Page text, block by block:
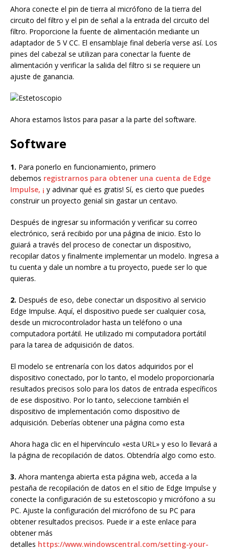
Ahora conecte el pin de tierra al micrófono de la tierra del
circuito del filtro y el pin de señal a la entrada del circuito del
filtro. Proporcione la fuente de alimentación mediante un
adaptador de 5 V CC. El ensamblaje final debería verse así. Los
pines del cabezal se utilizan para conectar la fuente de
alimentación y verificar la salida del filtro si se requiere un
ajuste de ganancia.
Ahora estamos listos para pasar a la parte del software.
Software
1. Para ponerlo en funcionamiento, primero
debemos registrarnos para obtener una cuenta de Edge
Impulse, ¡ y adivinar qué es gratis! Sí, es cierto que puedes
construir un proyecto genial sin gastar un centavo.
Después de ingresar su información y verificar su correo
electrónico, será recibido por una página de inicio. Esto lo
guiará a través del proceso de conectar un dispositivo,
recopilar datos y finalmente implementar un modelo. Ingresa a
tu cuenta y dale un nombre a tu proyecto, puede ser lo que
quieras.
2. Después de eso, debe conectar un dispositivo al servicio
Edge Impulse. Aquí, el dispositivo puede ser cualquier cosa,
desde un microcontrolador hasta un teléfono o una
computadora portátil. He utilizado mi computadora portátil
para la tarea de adquisición de datos.
El modelo se entrenaría con los datos adquiridos por el
dispositivo conectado, por lo tanto, el modelo proporcionaría
resultados precisos solo para los datos de entrada específicos
de ese dispositivo. Por lo tanto, seleccione también el
dispositivo de implementación como dispositivo de
adquisición. Deberías obtener una página como esta
Ahora haga clic en el hipervínculo «esta URL» y eso lo llevará a
la página de recopilación de datos. Obtendría algo como esto.
3. Ahora mantenga abierta esta página web, acceda a la
pestaña de recopilación de datos en el sitio de Edge Impulse y
conecte la configuración de su estetoscopio y micrófono a su
PC. Ajuste la configuración del micrófono de su PC para
obtener resultados precisos. Puede ir a este enlace para
obtener más
detalles https://www.windowscentral.com/setting-your-